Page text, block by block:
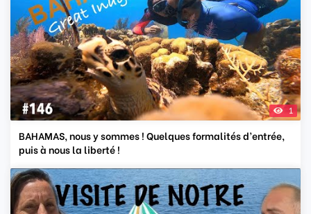
1
BAHAMAS, nous y sommes ! Quelques formalités d’entrée,
puis à nous la liberté !